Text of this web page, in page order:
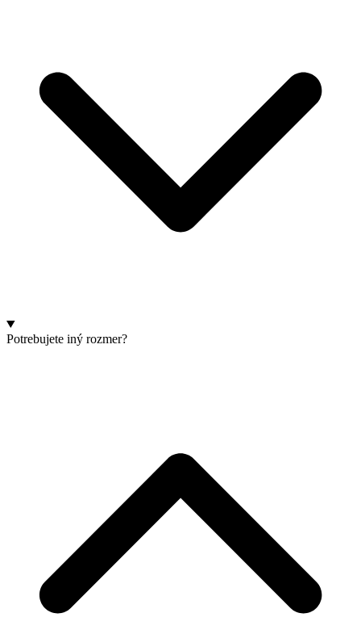
Potrebujete iný rozmer?